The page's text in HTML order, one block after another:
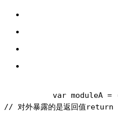
var moduleA
// 对外暴露的是返回值